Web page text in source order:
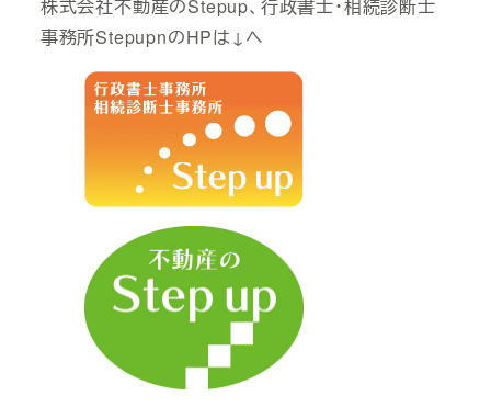
株式会社不動産のStepup、行政書士・相続診断士
事務所StepupnのHPは↓へ